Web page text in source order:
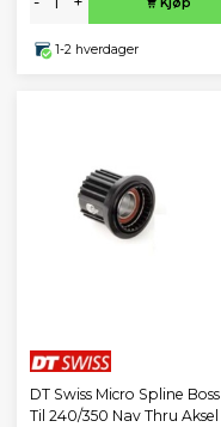
1-2 hverdager
DT Swiss Micro Spline Boss
Til 240/350 Nav Thru Aksel